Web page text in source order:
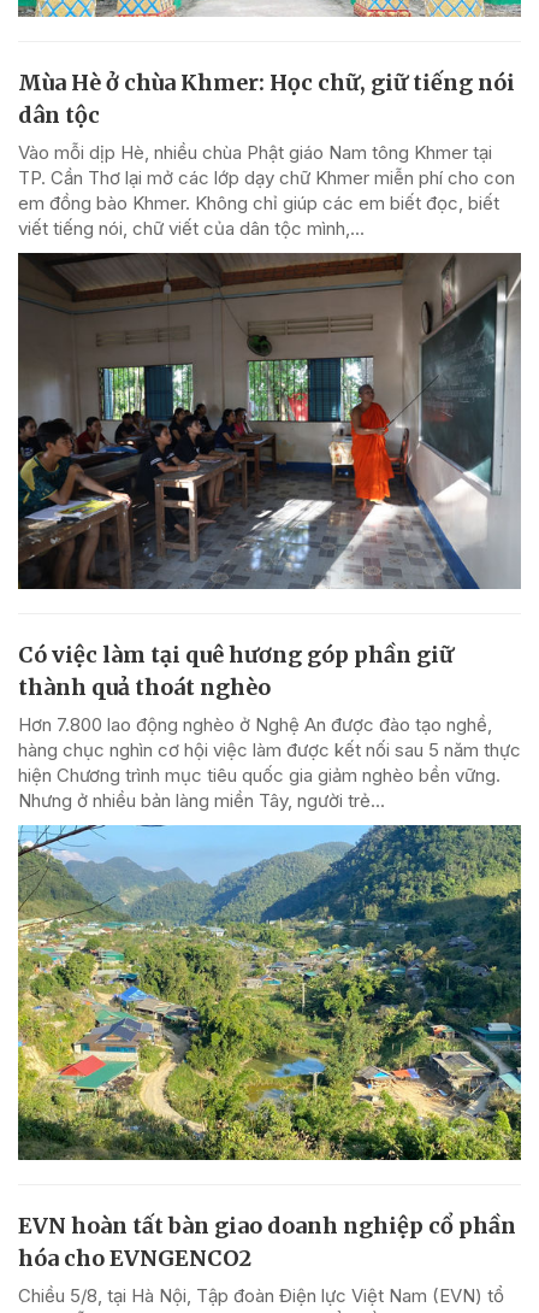
Mùa Hè ở chùa Khmer: Học chữ, giữ tiếng nói
dân tộc
Vào mỗi dịp Hè, nhiều chùa Phật giáo Nam tông Khmer tại
TP. Cần Thơ lại mở các lớp dạy chữ Khmer miễn phí cho con
em đồng bào Khmer. Không chỉ giúp các em biết đọc, biết
viết tiếng nói, chữ viết của dân tộc mình,...
Có việc làm tại quê hương góp phần giữ
thành quả thoát nghèo
Hơn 7.800 lao động nghèo ở Nghệ An được đào tạo nghề,
hàng chục nghìn cơ hội việc làm được kết nối sau 5 năm thực
hiện Chương trình mục tiêu quốc gia giảm nghèo bền vững.
Nhưng ở nhiều bản làng miền Tây, người trẻ...
EVN hoàn tất bàn giao doanh nghiệp cổ phần
hóa cho EVNGENCO2
Chiều 5/8, tại Hà Nội, Tập đoàn Điện lực Việt Nam (EVN) tổ